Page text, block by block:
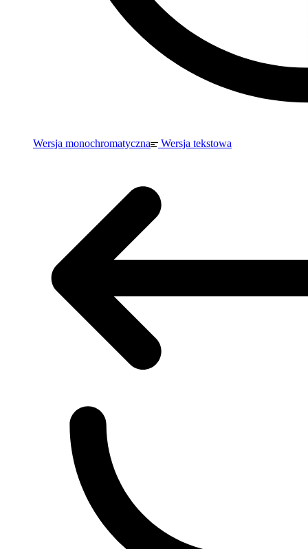
Wersja monochromatyczna Wersja tekstowa